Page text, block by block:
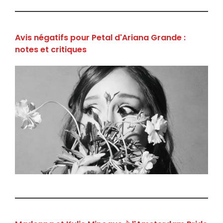
Avis négatifs pour Petal d'Ariana Grande :
notes et critiques